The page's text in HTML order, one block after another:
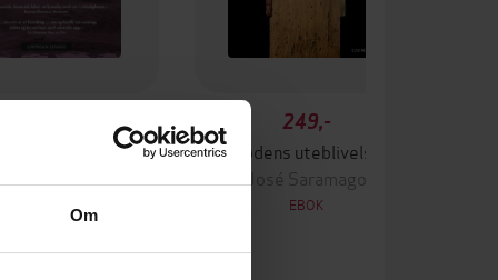
Om
249,-
Dødens uteblivelse
José Saramago
EBOK